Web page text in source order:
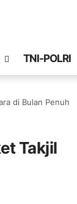
TNI-POLRI
di Bulan Penuh
Takjil